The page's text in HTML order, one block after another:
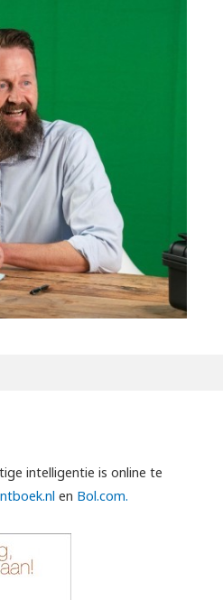
intelligentie is online te
en Bol.com.